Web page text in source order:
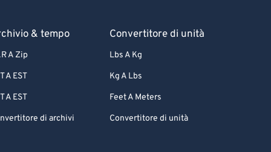
& tempo
A Zip
A EST
A EST
di archivi
Convertitore di unità
Lbs A Kg
Kg A Lbs
Feet A Meters
Convertitore di unità